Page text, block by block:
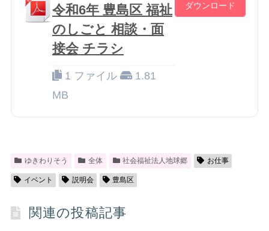
令和6年 豊島区 福祉
のしごと 相談・面
接会 チラシ
1 ファイル
1.81
MB
ダウンロード
ゆきわりそう 全体 社会福祉法人地球郷 お仕事
イベント 説明会 豊島区
関連の投稿記事